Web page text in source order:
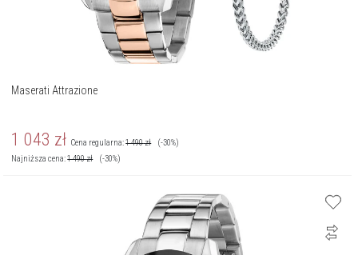
Maserati Attrazione
1 043 zł Cena regularna:1 490zł
(-30%)
Najniższa cena:1 490zł (-30%)